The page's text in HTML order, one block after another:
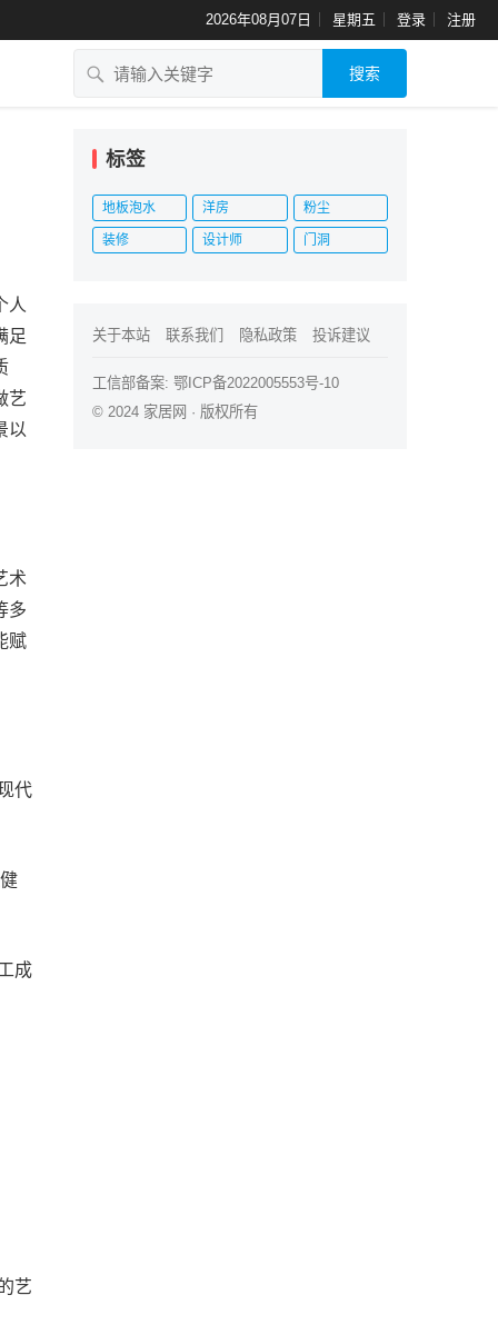
2026年08月07日 星期五 登录 注册
搜索
人
足
艺
以
术
多
赋
代
成
艺
标签
地板泡水 洋房 粉尘
装修 设计师 门洞
关于本站 联系我们 隐私政策 投诉建议
工信部备案: 鄂ICP备2022005553号-10
© 2024 家居网 · 版权所有